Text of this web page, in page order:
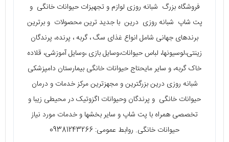
فروشگاه بزرگ شبانه روزی لوازم و تجهیزات حیوانات خانگی و
پت شاپ شبانه روزی درین با جدید ترین محصولات و برترین
برندهای جهانی شامل انواع غذای سگ ، گربه ، پرنده، پرندگان
زینتی،لوسیونها، لباس حیوانات،وسایل بازی ،وسایل آموزشی، قلاده
خاک گربه، و سایر مایحتاج حیوانات خانگی بیمارستان دامپزشکی
شبانه روزی درین بزرگترین و مجهزترین مرکز خدمات و درمان
حیوانات خانگی و پرندگان وحیوانات اگزوتیک در محیطی زیبا و
تخصصی همراه با پت شاپ و سایر بخشها و خدمات مورد نیاز
حیوانات خانگی. روابط عمومی: 09381243266